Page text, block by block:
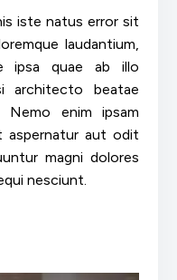
iste natus error sit
laudantium,
ipsa quae ab illo
architecto beatae
enim ipsam
aspernatur aut odit
magni dolores
nesciunt.